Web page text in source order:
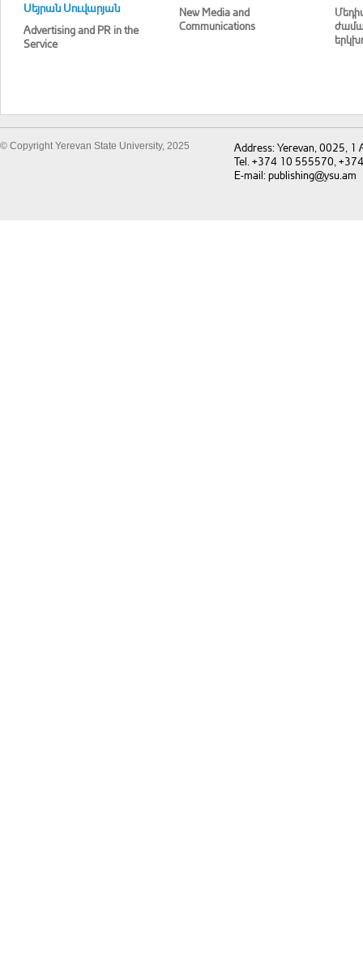
Սեյրան Սուվարյան
Advertising and PR in the
Service
New Media and
Communications
© Copyright Yerevan State University, 2025
Address: Yerevan, 0025, 1
Tel. +374 10 555570,
E-mail: publishing@ysu.am